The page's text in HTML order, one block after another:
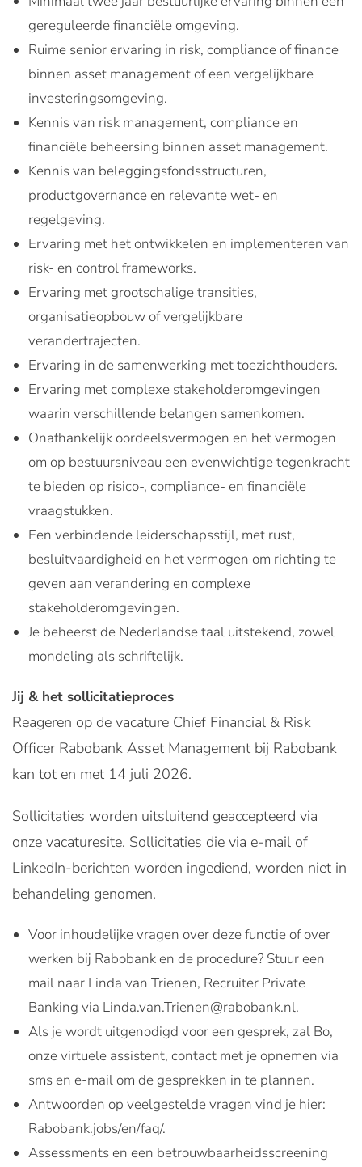
gereguleerde financiële omgeving.
Ruime senior ervaring in risk, compliance of finance
binnen asset management of een vergelijkbare
investeringsomgeving.
Kennis van risk management, compliance en
financiële beheersing binnen asset management.
Kennis van beleggingsfondsstructuren,
productgovernance en relevante wet- en
regelgeving.
Ervaring met het ontwikkelen en implementeren van
risk- en control frameworks.
Ervaring met grootschalige transities,
organisatieopbouw of vergelijkbare
verandertrajecten.
Ervaring in de samenwerking met toezichthouders.
Ervaring met complexe stakeholderomgevingen
waarin verschillende belangen samenkomen.
Onafhankelijk oordeelsvermogen en het vermogen
om op bestuursniveau een evenwichtige tegenkracht
te bieden op risico-, compliance- en financiële
vraagstukken.
Een verbindende leiderschapsstijl, met rust,
besluitvaardigheid en het vermogen om richting te
geven aan verandering en complexe
stakeholderomgevingen.
Je beheerst de Nederlandse taal uitstekend, zowel
mondeling als schriftelijk.
Jij & het sollicitatieproces
Reageren op de vacature Chief Financial & Risk
Officer Rabobank Asset Management bij Rabobank
kan tot en met 14 juli 2026.
Sollicitaties worden uitsluitend geaccepteerd via
onze vacaturesite. Sollicitaties die via e-mail of
LinkedIn-berichten worden ingediend, worden niet in
behandeling genomen.
Voor inhoudelijke vragen over deze functie of over
werken bij Rabobank en de procedure? Stuur een
mail naar Linda van Trienen, Recruiter Private
Banking via Linda.van.Trienen@rabobank.nl.
Als je wordt uitgenodigd voor een gesprek, zal Bo,
onze virtuele assistent, contact met je opnemen via
sms en e-mail om de gesprekken in te plannen.
Antwoorden op veelgestelde vragen vind je hier:
Rabobank.jobs/en/faq/.
Assessments en een betrouwbaarheidsscreening